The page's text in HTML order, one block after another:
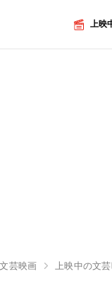
上映
文芸映画 上映中の文